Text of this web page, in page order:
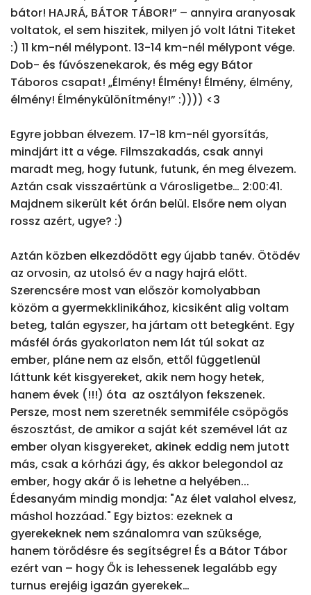
bátor! HAJRÁ, BÁTOR TÁBOR!” – annyira aranyosak
voltatok, el sem hiszitek, milyen jó volt látni Titeket
:) 11 km-nél mélypont. 13-14 km-nél mélypont vége.
Dob- és fúvószenekarok, és még egy Bátor
Táboros csapat! „Élmény! Élmény! Élmény, élmény,
élmény! Élménykülönítmény!” :)))) <3
Egyre jobban élvezem. 17-18 km-nél gyorsítás,
mindjárt itt a vége. Filmszakadás, csak annyi
maradt meg, hogy futunk, futunk, én meg élvezem.
Aztán csak visszaértünk a Városligetbe… 2:00:41.
Majdnem sikerült két órán belül. Elsőre nem olyan
rossz azért, ugye? :)
Aztán közben elkezdődött egy újabb tanév. Ötödév
az orvosin, az utolsó év a nagy hajrá előtt.
Szerencsére most van először komolyabban
közöm a gyermekklinikához, kicsiként alig voltam
beteg, talán egyszer, ha jártam ott betegként. Egy
másfél órás gyakorlaton nem lát túl sokat az
ember, pláne nem az elsőn, ettől függetlenül
láttunk két kisgyereket, akik nem hogy hetek,
hanem évek (!!!) óta  az osztályon fekszenek.
Persze, most nem szeretnék semmiféle csöpögős
észosztást, de amikor a saját két szemével lát az
ember olyan kisgyereket, akinek eddig nem jutott
más, csak a kórházi ágy, és akkor belegondol az
ember, hogy akár ő is lehetne a helyében...
Édesanyám mindig mondja: "Az élet valahol elvesz,
máshol hozzáad." Egy biztos: ezeknek a
gyerekeknek nem szánalomra van szüksége,
hanem törődésre és segítségre! És a Bátor Tábor
ezért van – hogy Ők is lehessenek legalább egy
turnus erejéig igazán gyerekek…